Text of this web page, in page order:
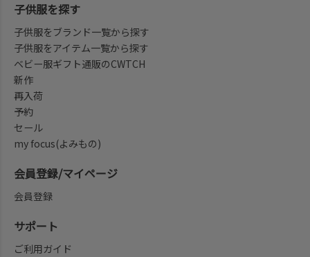
子供服を探す
子供服をブランド一覧から探す
子供服をアイテム一覧から探す
ベビー服ギフト通販のCWTCH
新作
再入荷
予約
セール
my focus(よみもの)
会員登録/マイページ
会員登録
サポート
ご利用ガイド